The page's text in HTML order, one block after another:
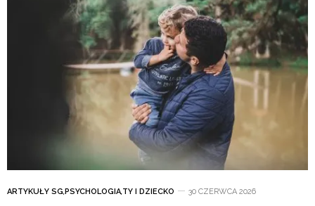
ARTYKUŁY SG,PSYCHOLOGIA,TY I DZIECKO 30 CZERWCA 2026